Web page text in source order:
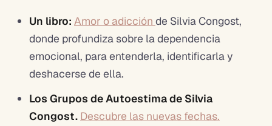
Un libro: Amor o adicción de Silvia Congost,
donde profundiza sobre la dependencia
emocional, para entenderla, identificarla y
deshacerse de ella.
Los Grupos de Autoestima de Silvia
Congost. Descubre las nuevas fechas.